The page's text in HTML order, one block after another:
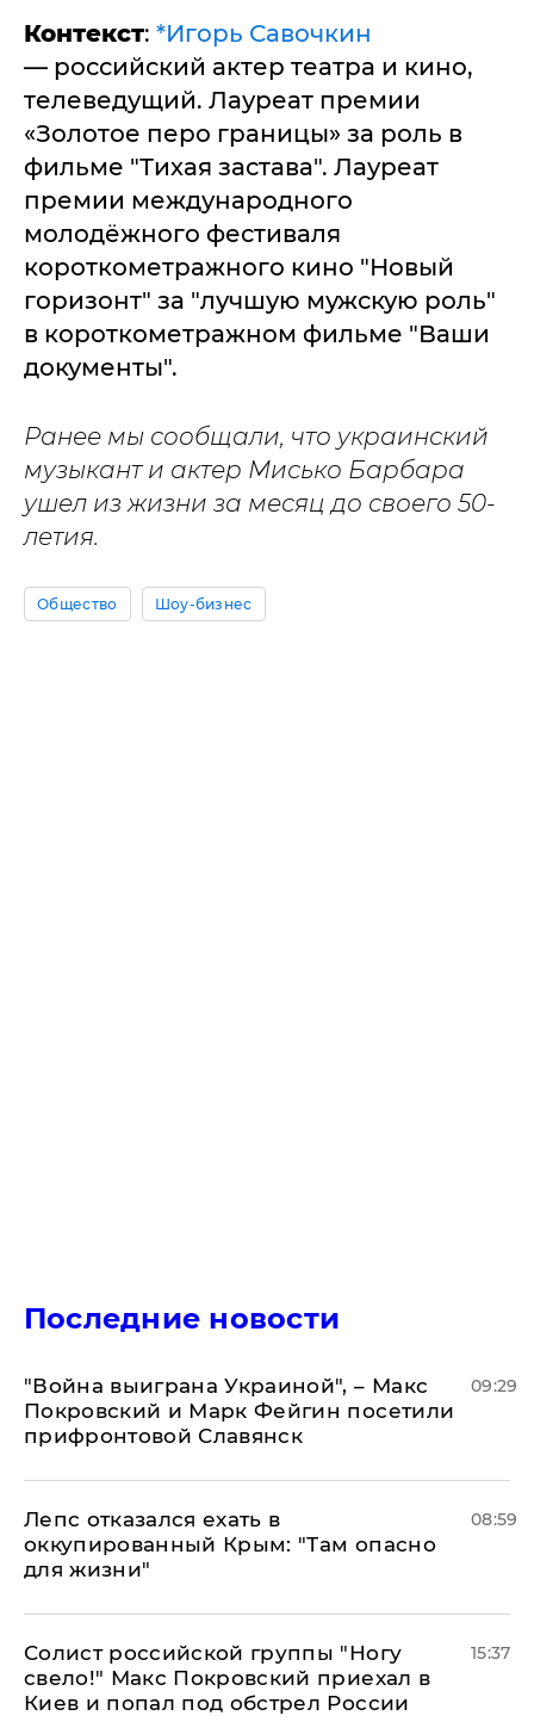
Контекст: *Игорь Савочкин
— российский актер театра и кино,
телеведущий. Лауреат премии
«Золотое перо границы» за роль в
фильме "Тихая застава". Лауреат
премии международного
молодёжного фестиваля
короткометражного кино "Новый
горизонт" за "лучшую мужскую роль"
в короткометражном фильме "Ваши
документы".
Ранее мы сообщали, что украинский
музыкант и актер Мисько Барбара
ушел из жизни за месяц до своего 50-
летия.
Общество Шоу-бизнес
Последние новости
"Война выиграна Украиной", – Макс
Покровский и Марк Фейгин посетили
прифронтовой Славянск
09:29
Лепс отказался ехать в
оккупированный Крым: "Там опасно
для жизни"
08:59
Солист российской группы "Ногу
свело!" Макс Покровский приехал в
Киев и попал под обстрел России
15:37